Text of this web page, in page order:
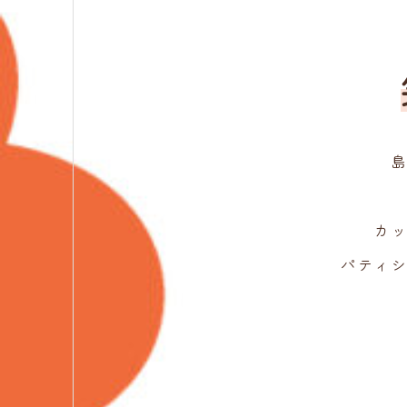
カ
パティ